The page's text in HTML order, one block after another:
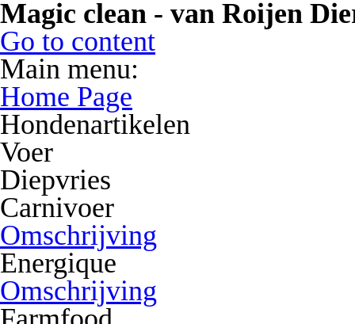
Magic clean - van Roijen
Go to content
Main menu:
Home Page
Hondenartikelen
Voer
Diepvries
Carnivoer
Omschrijving
Energique
Omschrijving